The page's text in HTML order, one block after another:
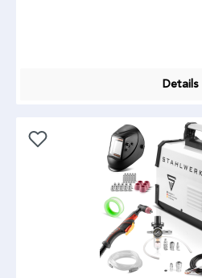
Details